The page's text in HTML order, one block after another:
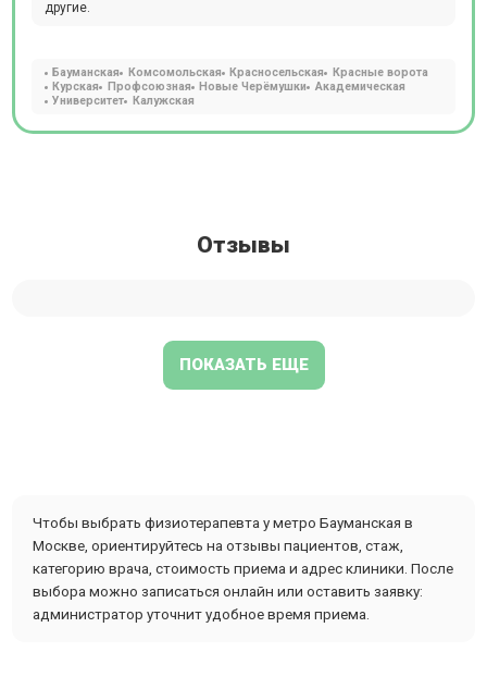
другие.
Бауманская Комсомольская Красносельская
Красные ворота
Курская
Профсоюзная Новые Черёмушки
Академическая
Университет
Калужская
Отзывы
ПОКАЗАТЬ ЕЩЕ
Чтобы выбрать физиотерапевта у метро Бауманская в
Москве, ориентируйтесь на отзывы пациентов, стаж,
категорию врача, стоимость приема и адрес клиники. После
выбора можно записаться онлайн или оставить заявку:
администратор уточнит удобное время приема.